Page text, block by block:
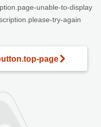
unable-to-display
try-again
page